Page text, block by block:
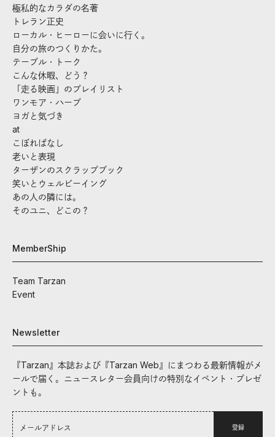
極私的なカラダの名著
トレラン正史
ローカル・ヒーローに会いに行く。
自分の旅のつくりかた。
テーブル・トーク
こんな休暇、どう？
「走る映画」のプレイリスト
ワンモア・ハーブ
ヨガと気づき
at
こぼればなし
老いと表現
ターザンのスクラップブック
笑いとウェルビーイング
あの人の隣には。
そのユニ、どこの？
MemberShip
Team Tarzan
Event
Newsletter
『Tarzan』本誌および『Tarzan Web』にまつわる最新情報がメ
ールで届く。ニュースレター会員向けの特別なイベント・プレゼ
ントも。
登録